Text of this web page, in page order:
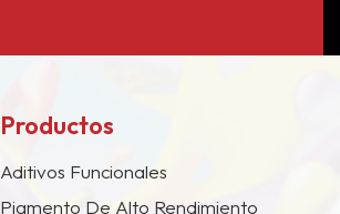
Productos
Aditivos Funcionales
Pigmento De Alto Rendimiento